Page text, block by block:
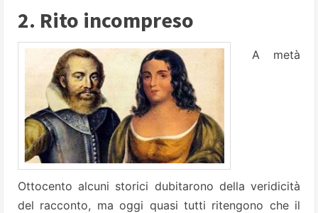
2. Rito incompreso
A metà
Ottocento alcuni storici dubitarono della veridicità
del racconto, ma oggi quasi tutti ritengono che il